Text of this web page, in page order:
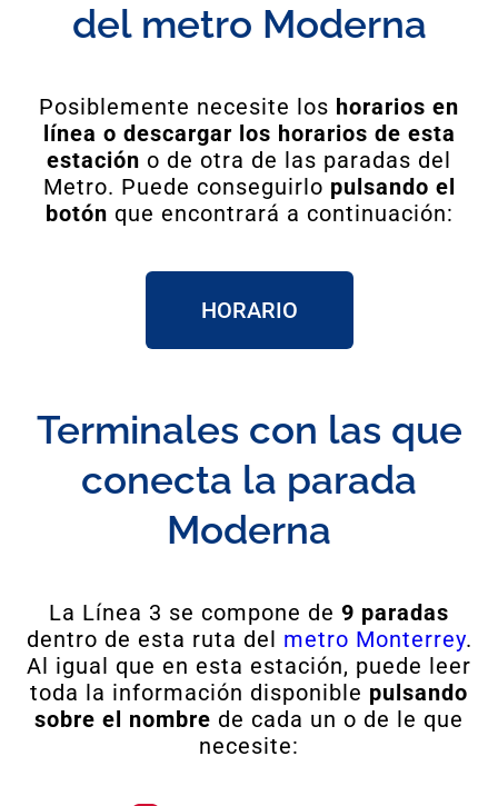
del metro Moderna
Posiblemente necesite los horarios en
línea o descargar los horarios de esta
estación o de otra de las paradas del
Metro. Puede conseguirlo pulsando el
botón que encontrará a continuación:
HORARIO
Terminales con las que
conecta la parada
Moderna
La Línea 3 se compone de 9 paradas
dentro de esta ruta del metro Monterrey.
Al igual que en esta estación, puede leer
toda la información disponible pulsando
sobre el nombre de cada un o de le que
necesite: